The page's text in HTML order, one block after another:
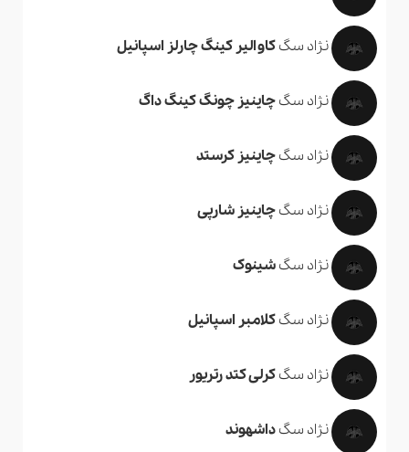
نژاد سگکاوالیر کینگ چارلز اسپانیل
نژاد سگچاینیز چونگ کینگ داگ
نژاد سگچاینیز کرستد
نژاد سگچاینیز شارپی
نژاد سگشینوک
نژاد سگکلامبر اسپانیل
نژاد سگکرلی کتد رتریور
نژاد سگداشهوند